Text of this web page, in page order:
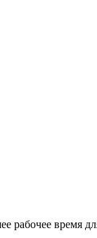
рабочее время